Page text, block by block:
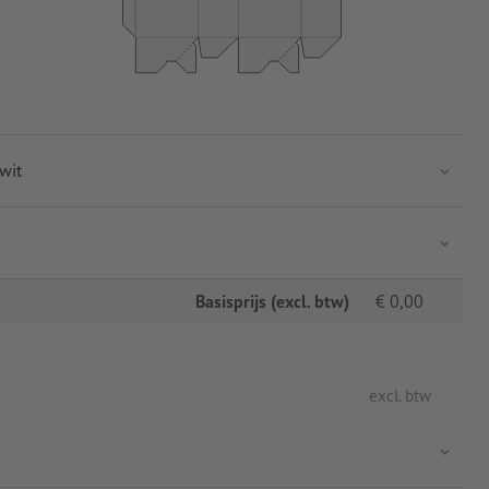
Basisprijs (excl. btw) € 0,00
excl. btw